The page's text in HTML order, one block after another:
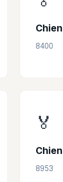
8400
🏅
8953